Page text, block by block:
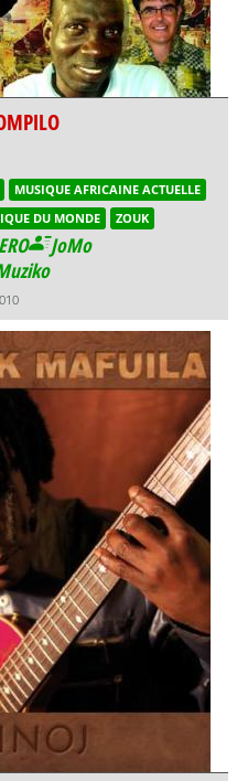
MUSIQUE AFRICAINE ACTUELLE
DU MONDE ZOUK
JoMo